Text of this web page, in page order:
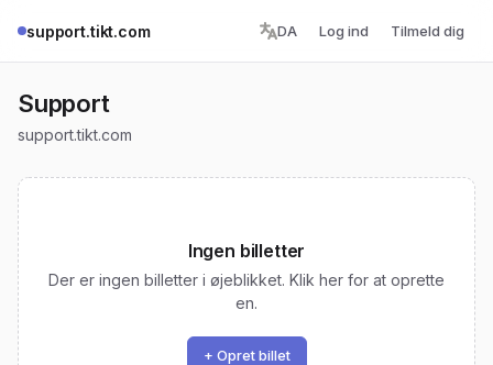
support.tikt.com DA Log ind Tilmeld dig
Support
support.tikt.com
Ingen billetter
Der er ingen billetter i øjeblikket. Klik her for at oprette
en.
+ Opret billet